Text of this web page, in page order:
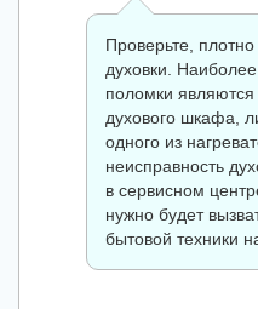
Проверьте,
духовки.
поломки
духового шкафа,
одного из
неисправность
в сервисном
нужно будет
бытовой техники